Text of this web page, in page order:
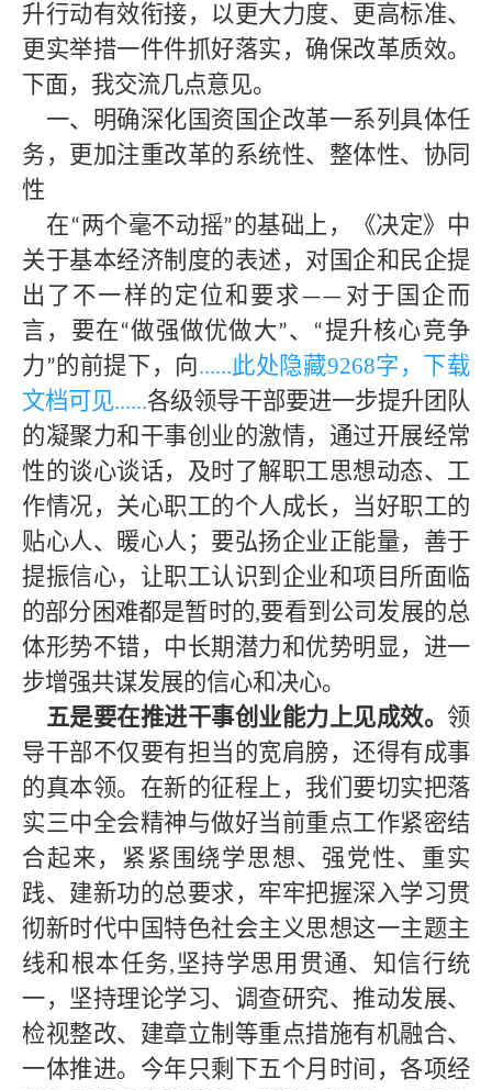
升行动有效衔接，以更大力度、更高标准、
更实举措一件件抓好落实，确保改革质效。
下面，我交流几点意见。
一、明确深化国资国企改革一系列具体任
务，更加注重改革的系统性、整体性、协同
性
在“两个毫不动摇”的基础上，《决定》中
关于基本经济制度的表述，对国企和民企提
出了不一样的定位和要求—— 对于国企而
言，要在“做强做优做大”、 “提升核心竞争
力”的前提下，向......此处隐藏9268字，下载
文档可见......各级领导干部要进一步提升团队
的凝聚力和干事创业的激情，通过开展经常
性的谈心谈话，及时了解职工思想动态、工
作情况，关心职工的个人成长，当好职工的
贴心人、暖心人；要弘扬企业正能量，善于
提振信心，让职工认识到企业和项目所面临
的部分困难都是暂时的,要看到公司发展的总
体形势不错，中长期潜力和优势明显，进一
步增强共谋发展的信心和决心。
五是要在推进干事创业能力上见成效。 领
导干部不仅要有担当的宽肩膀，还得有成事
的真本领。在新的征程上，我们要切实把落
实三中全会精神与做好当前重点工作紧密结
合起来，紧紧围绕学思想、强党性、重实
践、建新功的总要求，牢牢把握深入学习贯
彻新时代中国特色社会主义思想这一主题主
线和根本任务,坚持学思用贯通、知信行统
一，坚持理论学习、调查研究、推动发展、
检视整改、建章立制等重点措施有机融合、
一体推进。今年只剩下五个月时间 ，各项经